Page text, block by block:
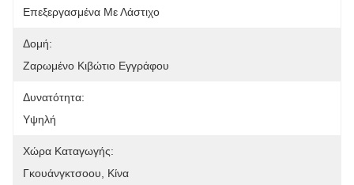
Επεξεργασμένα Με Λάστιχο
Δομή:
Ζαρωμένο Κιβώτιο Εγγράφου
Δυνατότητα:
Υψηλή
Χώρα Καταγωγής:
Γκουάνγκτσοου, Κίνα